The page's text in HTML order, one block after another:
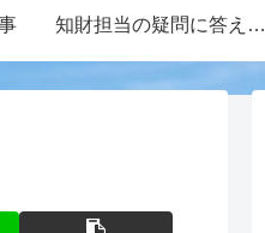
知財担当の疑問に答えるフォーラム